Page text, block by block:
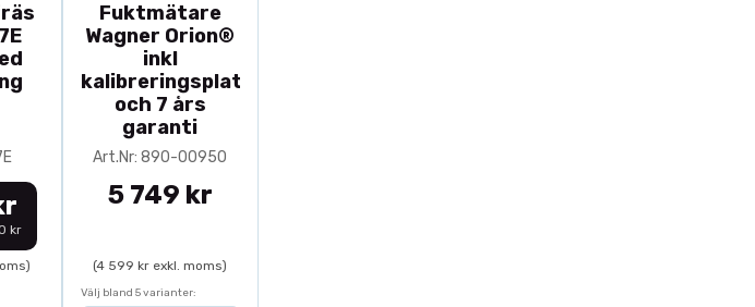
kr
Fuktmätare
Wagner Orion®
inkl
kalibreringsplatta
och 7 års
garanti
Art.Nr: 890-00950
5 749 kr
(4 599 kr exkl. moms)
Välj bland 5 varianter: